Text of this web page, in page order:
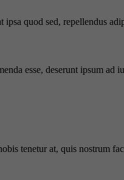
quod sed, repellendus
esse, deserunt ipsum ad
tenetur at, quis nostrum